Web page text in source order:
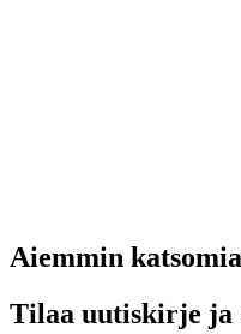
Aiemmin
Tilaa uutiskirje ja